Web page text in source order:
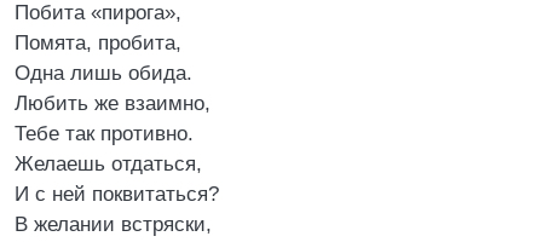
Побита «пирога»,
Помята, пробита,
Одна лишь обида.
Любить же взаимно,
Тебе так противно.
Желаешь отдаться,
И с ней поквитаться?
В желании встряски,